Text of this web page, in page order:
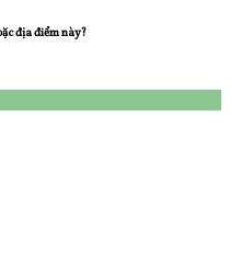
địa điểm này?